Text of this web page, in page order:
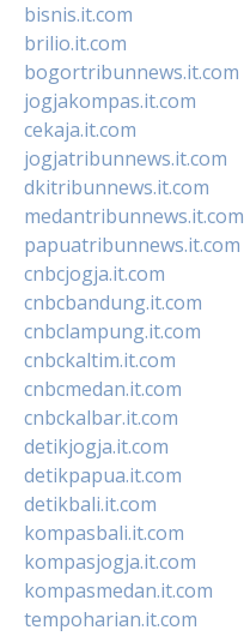
bisnis.it.com
brilio.it.com
bogortribunnews.it.com
jogjakompas.it.com
cekaja.it.com
jogjatribunnews.it.com
dkitribunnews.it.com
medantribunnews.it.com
papuatribunnews.it.com
cnbcjogja.it.com
cnbcbandung.it.com
cnbclampung.it.com
cnbckaltim.it.com
cnbcmedan.it.com
cnbckalbar.it.com
detikjogja.it.com
detikpapua.it.com
detikbali.it.com
kompasbali.it.com
kompasjogja.it.com
kompasmedan.it.com
tempoharian.it.com